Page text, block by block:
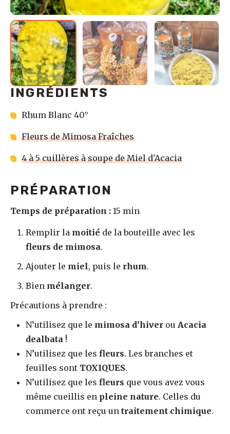
INGRÉDIENTS
Rhum Blanc 40°
Fleurs de Mimosa Fraîches
4 à 5 cuillères à soupe de Miel d'Acacia
PRÉPARATION
Temps de préparation : 15 min
Remplir la moitié de la bouteille avec les
fleurs de mimosa.
Ajouter le miel, puis le rhum.
Bien mélanger.
Précautions à prendre :
N’utilisez que le mimosa d’hiver ou Acacia
dealbata !
N’utilisez que les fleurs. Les branches et
feuilles sont TOXIQUES.
N’utilisez que les fleurs que vous avez vous
même cueillis en pleine nature. Celles du
commerce ont reçu un traitement chimique.